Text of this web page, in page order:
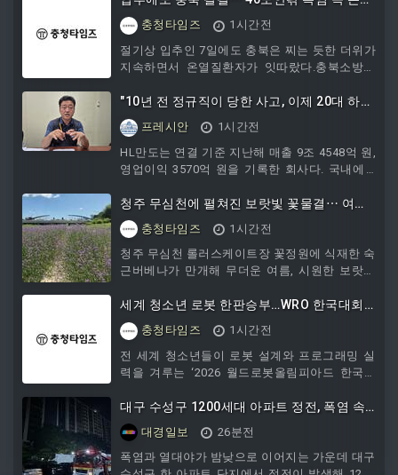
질환·농축산 피해 확산
충청타임즈
1시간전
절기상 입추인 7일에도 충북은 찌는 듯한 더위가
지속하면서 온열질환자가 잇따랐다.충북소방본
구 낭성면의 한 고추밭에서 일을 하던 A씨가 열
실신 증세를 보이며 쓰러져 병원으로 옮겨졌다.A
는 고추밭에서 4시간30분가량 일한 것으로 알려
졌다.오전 11시30분쯤 상당구 탑동의 한 아파트
에서는 산책 중인 B씨가 열탈진 증세를 보여 병
환자가 발생했다.이날 낮 최고기온은 청주 38.2
도, 증평·단양 37.6도,
"10년 전 정규직이 당한 사고, 이제 20대 하청
이"…만도 산재사망과 '위험의 외주화'
프레시안
1시간전
HL만도는 연결 기준 지난해 매출 9조 4548억 원,
영업이익 3570억 원을 기록한 회사다. 국내에 3
핸들, 브레이크, ...
청주 무심천에 펼쳐진 보랏빛 꽃물결⋯ 여름
꽃정원 눈길
충청타임즈
1시간전
청주 무심천 롤러스케이트장 꽃정원에 식재한 숙
근버베나가 만개해 무더운 여름, 시원한 보랏빛
베나는 6월부터 10월까지 연한 보라색 꽃이 공
모양으로 피어나는 다년생 관상식물이다.일년생
버베나와 달리 여름부터 가을까지 오랫동안 꽃을
감상할 수 있으며 벌과 나비 등 수분매개곤충을
유인하는 대표적인 식물로도 알려져 있다.롤러스
며, 현재 7만여본의 숙근버베나와 분홍빛 가우라
가 함께 만개해 다채로운 여름 풍경을 연출하고
있다.이에 따라
세계 청소년 로봇 한판승부…WRO 한국대회
청주서 개막
충청타임즈
1시간전
전 세계 청소년들이 로봇 설계와 프로그래밍 실
력을 겨루는 ‘2026 월드로봇올림피아드 한국대
틀간 열리는 이번 대회에는 중국과 일본, 홍콩 등
7개국 41개 팀 200여명의 국제대표단과 전국
262개 팀이 참가한다.국내 참가 규모는 학생 656
명과 코치 262명, 학부모 약 900명 등 1800여 명
대구 수성구 1200세대 아파트 정전, 폭염 속 6
시간 만에 복구
대경일보
26분전
폭염과 열대야가 밤낮으로 이어지는 가운데 대구